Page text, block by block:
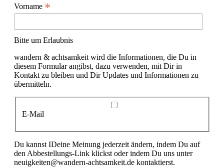
Vorname *
Bitte um Erlaubnis
wandern & achtsamkeit wird die Informationen, die Du in
diesem Formular angibst, dazu verwenden, mit Dir in
Kontakt zu bleiben und Dir Updates und Informationen zu
übermitteln.
E-Mail
Du kannst IDeine Meinung jederzeit ändern, indem Du auf
den Abbestellungs-Link klickst oder indem Du uns unter
neuigkeiten@wandern-achtsamkeit.de kontaktierst.